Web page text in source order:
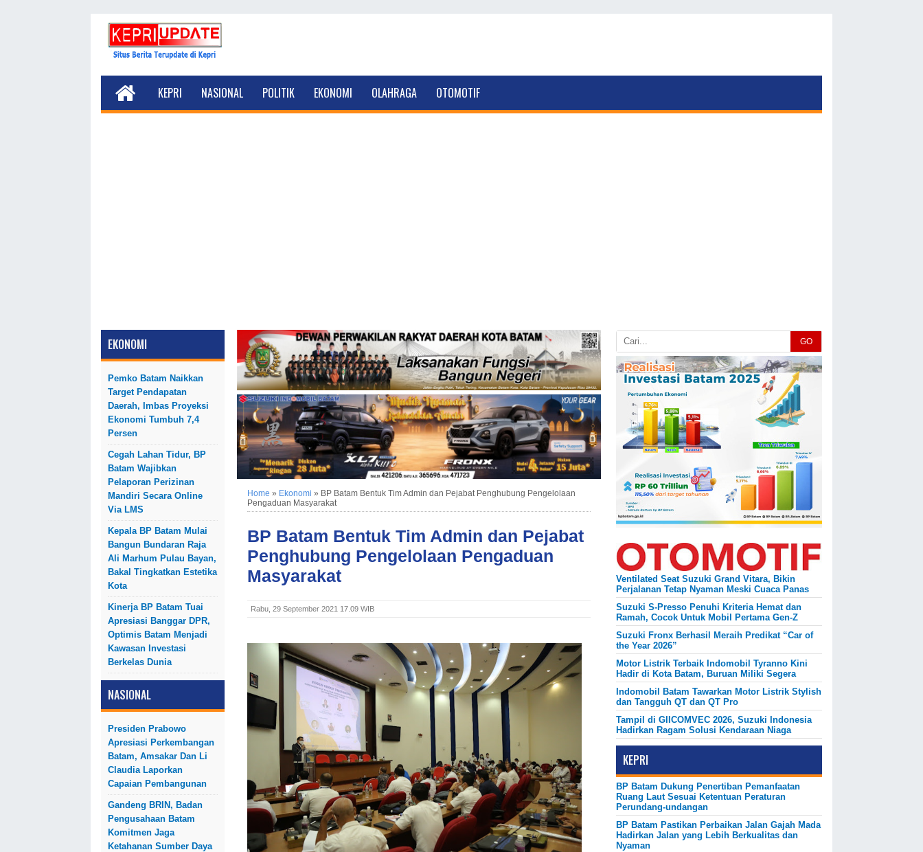
KEPRI NASIONAL POLITIK EKONOMI OLAHRAGA OTOMOTIF
EKONOMI
Pemko Batam Naikkan
Target Pendapatan
Daerah, Imbas Proyeksi
Ekonomi Tumbuh 7,4
Persen
Cegah Lahan Tidur, BP
Batam Wajibkan
Pelaporan Perizinan
Mandiri Secara Online
Via LMS
Kepala BP Batam Mulai
Bangun Bundaran Raja
Ali Marhum Pulau Bayan,
Bakal Tingkatkan Estetika
Kota
Kinerja BP Batam Tuai
Apresiasi Banggar DPR,
Optimis Batam Menjadi
Kawasan Investasi
Berkelas Dunia
NASIONAL
Presiden Prabowo
Apresiasi Perkembangan
Batam, Amsakar Dan Li
Claudia Laporkan
Capaian Pembangunan
Gandeng BRIN, Badan
Pengusahaan Batam
Komitmen Jaga
Ketahanan Sumber Daya
Home » Ekonomi » BP Batam Bentuk Tim Admin dan Pejabat Penghubung Pengelolaan
Pengaduan Masyarakat
BP Batam Bentuk Tim Admin dan Pejabat
Penghubung Pengelolaan Pengaduan
Masyarakat
Rabu, 29 September 2021 17.09 WIB
GO
Ventilated Seat Suzuki Grand Vitara, Bikin
Perjalanan Tetap Nyaman Meski Cuaca Panas
Suzuki S-Presso Penuhi Kriteria Hemat dan
Ramah, Cocok Untuk Mobil Pertama Gen-Z
Suzuki Fronx Berhasil Meraih Predikat “Car of
the Year 2026”
Motor Listrik Terbaik Indomobil Tyranno Kini
Hadir di Kota Batam, Buruan Miliki Segera
Indomobil Batam Tawarkan Motor Listrik Stylish
dan Tangguh QT dan QT Pro
Tampil di GIICOMVEC 2026, Suzuki Indonesia
Hadirkan Ragam Solusi Kendaraan Niaga
KEPRI
BP Batam Dukung Penertiban Pemanfaatan
Ruang Laut Sesuai Ketentuan Peraturan
Perundang-undangan
BP Batam Pastikan Perbaikan Jalan Gajah Mada
Hadirkan Jalan yang Lebih Berkualitas dan
Nyaman